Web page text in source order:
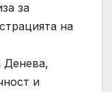
за
на
Денева,
и